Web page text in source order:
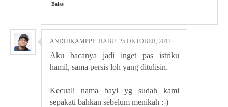
Balas
ANDHIKAMPPP RABU, 25 OKTOBER, 2017
Aku bacanya jadi inget pas istriku
hamil, sama persis loh yang ditulisin.
Kecuali nama bayi yg sudah kami
sepakati bahkan sebelum menikah :-)